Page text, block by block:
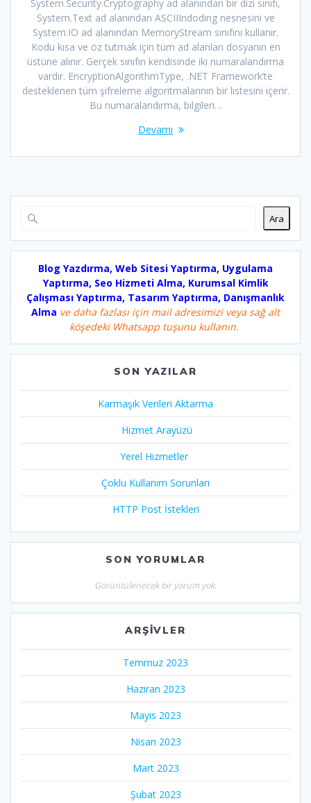
System.Security.Cryptography ad alanından bir dizi sınıfı,
System.Text ad alanından ASCIIIndoding nesnesini ve
System.IO ad alanından MemoryStream sınıfını kullanır.
Kodu kısa ve öz tutmak için tüm ad alanları dosyanın en
üstüne alınır. Gerçek sınıfın kendisinde iki numaralandırma
vardır. EncryptionAlgorithmType, .NET Framework’te
desteklenen tüm şifreleme algoritmalarının bir listesini içerir.
Bu numaralandırma, bilgileri…
Devamı
Ara
Blog Yazdırma, Web Sitesi Yaptırma, Uygulama
Yaptırma, Seo Hizmeti Alma, Kurumsal Kimlik
Çalışması Yaptırma, Tasarım Yaptırma, Danışmanlık
Alma ve daha fazlası için mail adresimizi veya sağ alt
köşedeki Whatsapp tuşunu kullanın.
SON YAZILAR
Karmaşık Verileri Aktarma
Hizmet Arayüzü
Yerel Hizmetler
Çoklu Kullanım Sorunları
HTTP Post İstekleri
SON YORUMLAR
Görüntülenecek bir yorum yok.
ARŞIVLER
Temmuz 2023
Haziran 2023
Mayıs 2023
Nisan 2023
Mart 2023
Şubat 2023